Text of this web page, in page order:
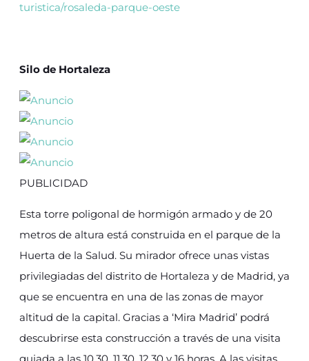
turistica/rosaleda-parque-oeste
Silo de Hortaleza
PUBLICIDAD
Esta torre poligonal de hormigón armado y de 20
metros de altura está construida en el parque de la
Huerta de la Salud. Su mirador ofrece unas vistas
privilegiadas del distrito de Hortaleza y de Madrid, ya
que se encuentra en una de las zonas de mayor
altitud de la capital. Gracias a ‘Mira Madrid’ podrá
descubrirse esta construcción a través de una visita